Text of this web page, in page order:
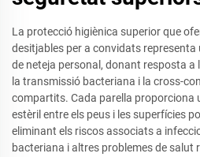
La protecció higiènica superior que
desitjables per a convidats representa
de neteja personal, donant resposta
la transmissió bacteriana i la cross-
compartits. Cada parella proporciona
estèril entre els peus i les superfícies
eliminant els riscos associats a
bacteriana i altres problemes de salut